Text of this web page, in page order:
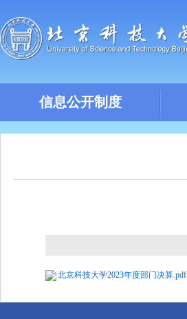
信息公开制度
北京科技大学2023年度部门决算.pdf